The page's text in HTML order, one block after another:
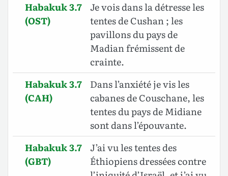
Habakuk 3.7
(OST)
Je vois dans la détresse les
tentes de Cushan ; les
pavillons du pays de
Madian frémissent de
crainte.
Habakuk 3.7
(CAH)
Dans l’anxiété je vis les
cabanes de Couschane, les
tentes du pays de Midiane
sont dans l’épouvante.
Habakuk 3.7
(GBT)
J’ai vu les tentes des
Éthiopiens dressées contre